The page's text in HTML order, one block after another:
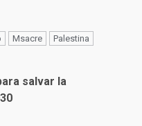
Msacre Palestina
salvar la